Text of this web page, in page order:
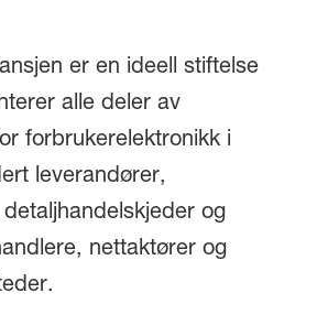
er en ideell stiftelse
alle deler av
forbrukerelektronikk i
leverandører,
og
nettaktører og